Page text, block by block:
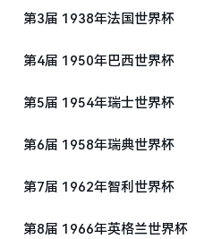
第3届 1938年法国世界杯
第4届 1950年巴西世界杯
第5届 1954年瑞士世界杯
第6届 1958年瑞典世界杯
第7届 1962年智利世界杯
第8届 1966年英格兰世界杯